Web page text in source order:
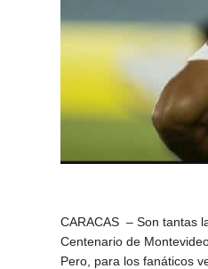
CARACAS – Son tantas
Centenario de
Pero, para los fanáticos